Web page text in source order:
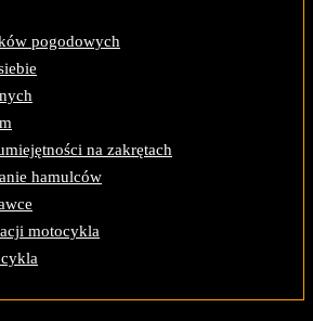
pogodowych
na zakrętach
hamulców
motocykla